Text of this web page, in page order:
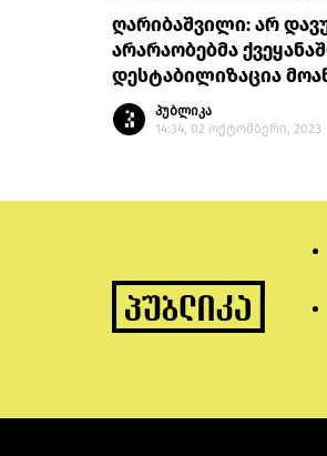
ღარიბაშვილი: არ
არარაობებმა
დესტაბილიზაცია
პუბლიკა
14:34, 02 ოქტომბერი, 2023